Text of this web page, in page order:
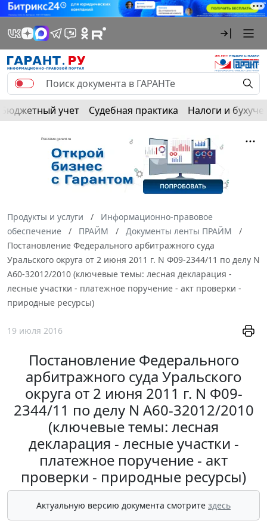
Бюджетный учет Судебная практика Налоги и
Продукты и услуги
Информационно-правовое
обеспечение
ПРАЙМ
Документы ленты ПРАЙМ
Постановление Федерального арбитражного суда
Уральского округа от 2 июня 2011 г. N Ф09-2344/11 по делу N
А60-32012/2010 (ключевые темы: лесная декларация -
лесные участки - платежное поручение - акт проверки -
природные ресурсы)
19 июля 2016
Постановление Федерального
арбитражного суда Уральского
округа от 2 июня 2011 г. N Ф09-
2344/11 по делу N А60-32012/2010
(ключевые темы: лесная
декларация - лесные участки -
платежное поручение - акт
проверки - природные ресурсы)
Актуальную версию документа смотрите здесь